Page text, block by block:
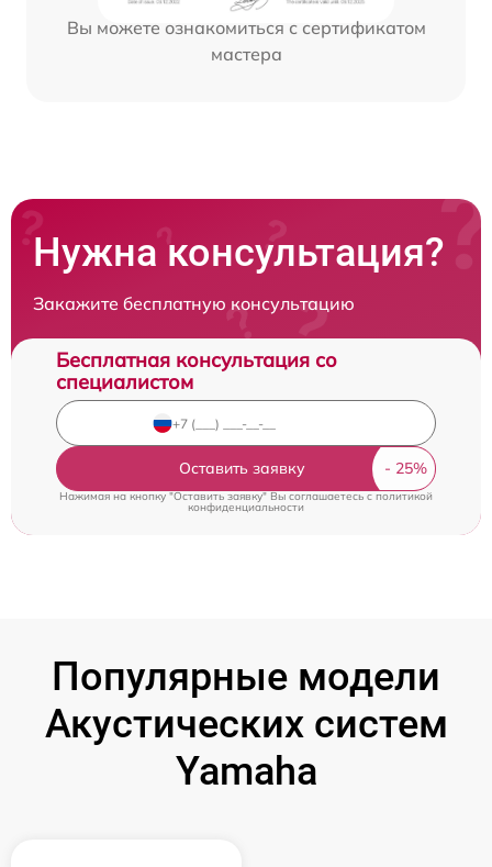
Вы можете ознакомиться с сертификатом
мастера
Нужна консультация?
Закажите бесплатную консультацию
Бесплатная консультация со
специалистом
Оставить заявку
Нажимая на кнопку "Оставить заявку" Вы соглашаетесь cполитикой
конфиденциальности
Популярные модели
Акустических систем
Yamaha